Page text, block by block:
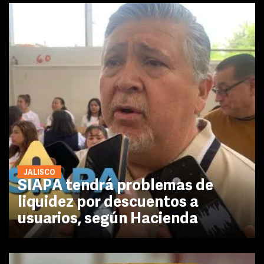
JALISCO
SIAPA tendrá problemas de
liquidez por descuentos a
usuarios, según Hacienda